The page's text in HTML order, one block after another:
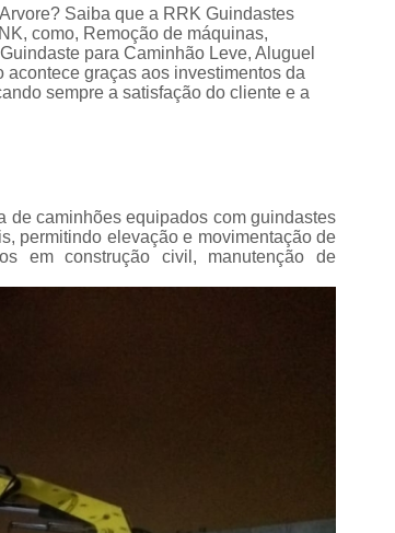
Remoção de Máquinas Pesadas
Remoção de Máquinas Pesadas Construção
Transporte e Remoção de Máquinas
Transporte de Máquinas Pesadas
Transporte para
Saiba que a RRK Guindastes
como, Remoção de máquinas,
para Caminhão Leve, Aluguel
graças aos investimentos da
sempre a satisfação do cliente e a
de caminhões equipados com guindastes
permitindo elevação e movimentação de
em construção civil, manutenção de